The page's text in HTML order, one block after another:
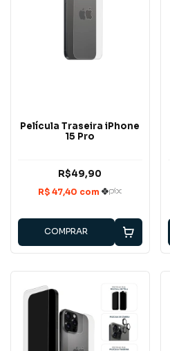
Película Traseira iPhone
15 Pro
R$49,90
COMPRAR